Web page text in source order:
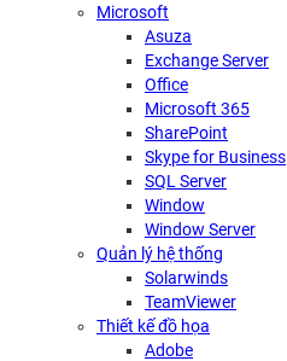
Microsoft
Asuza
Exchange Server
Office
Microsoft 365
SharePoint
Skype for Business
SQL Server
Window
Window Server
Quản lý hệ thống
Solarwinds
TeamViewer
Thiết kế đồ họa
Adobe